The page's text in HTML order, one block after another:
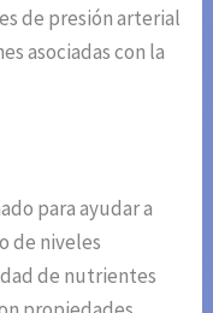
de presión arterial
asociadas con la
para ayudar a
de niveles
de nutrientes